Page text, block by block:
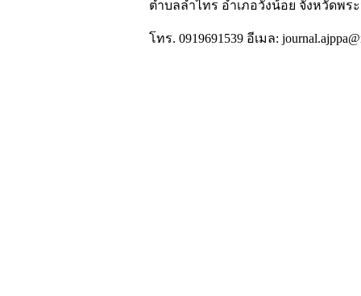
ตำบลลำไทร อำเภอวังน้อย จังหวัดพร
โทร. 0919691539 อีเมล: